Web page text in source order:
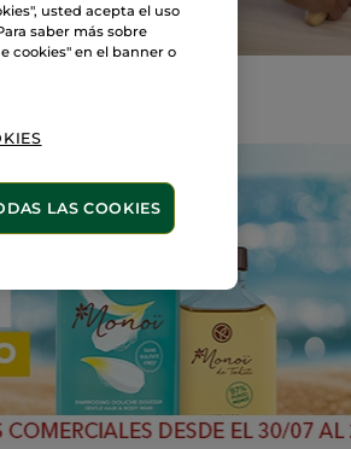
usted acepta el uso
saber más sobre
cookies" en el banner o
LAS COOKIES